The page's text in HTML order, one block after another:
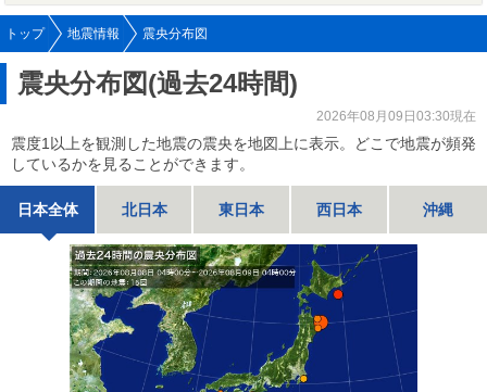
トップ 地震情報 震央分布図
震央分布図(過去24時間)
2026年08月09日03:30現在
震度1以上を観測した地震の震央を地図上に表示。どこで地震が頻発
しているかを見ることができます。
日本全体 北日本 東日本 西日本 沖縄